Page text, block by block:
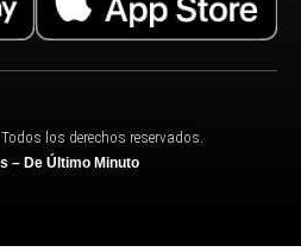
los derechos reservados.
– De Último Minuto